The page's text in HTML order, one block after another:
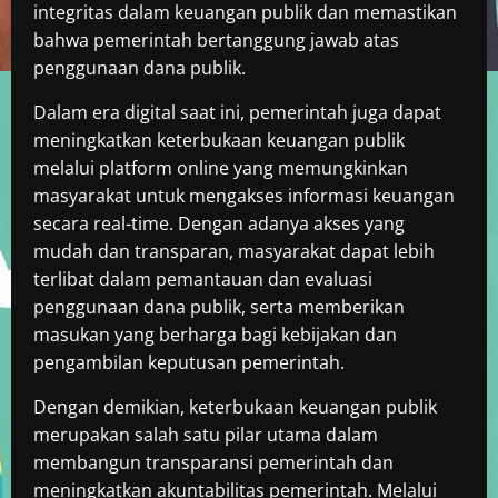
integritas dalam keuangan publik dan memastikan
bahwa pemerintah bertanggung jawab atas
penggunaan dana publik.
Dalam era digital saat ini, pemerintah juga dapat
meningkatkan keterbukaan keuangan publik
melalui platform online yang memungkinkan
masyarakat untuk mengakses informasi keuangan
secara real-time. Dengan adanya akses yang
mudah dan transparan, masyarakat dapat lebih
terlibat dalam pemantauan dan evaluasi
penggunaan dana publik, serta memberikan
masukan yang berharga bagi kebijakan dan
pengambilan keputusan pemerintah.
Dengan demikian, keterbukaan keuangan publik
merupakan salah satu pilar utama dalam
membangun transparansi pemerintah dan
meningkatkan akuntabilitas pemerintah. Melalui